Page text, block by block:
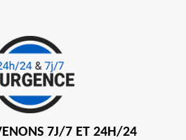
7J/7 ET 24H/24